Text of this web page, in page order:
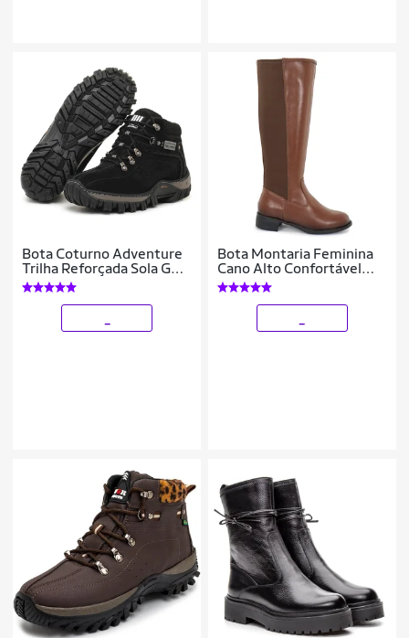
Bota Coturno Adventure
Trilha Reforçada Sola Gel
Polo Urban Original
Bota Montaria Feminina
Cano Alto Confortável
Couro Marrom